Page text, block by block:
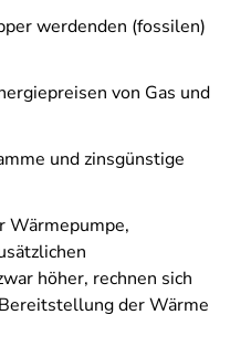
werdenden (fossilen)
von Gas und
und zinsgünstige
Wärmepumpe,
höher, rechnen sich
der Wärme